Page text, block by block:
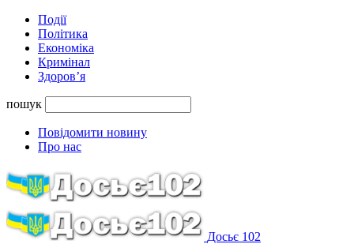
Події
Політика
Економіка
Кримінал
Здоров’я
пошук
Повідомити новину
Про нас
Досьє 102